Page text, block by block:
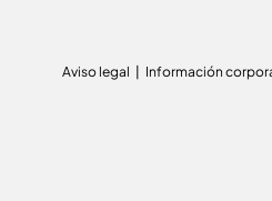
Aviso legal Información